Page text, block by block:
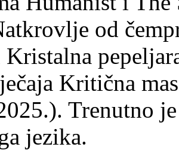
od
Kristalna
Kritična
Trenutno
jezika.